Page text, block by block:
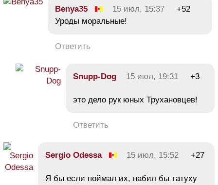
Benya35 15 июл, 15:37
+52
Уроды моральные!
Ответить
Snupp-Dog 15 июл, 19:31 +3
это дело рук юных Трухановцев!
Ответить
Sergio Odessa 15 июл, 15:52 +27
Я бы если поймал их, набил бы татуху